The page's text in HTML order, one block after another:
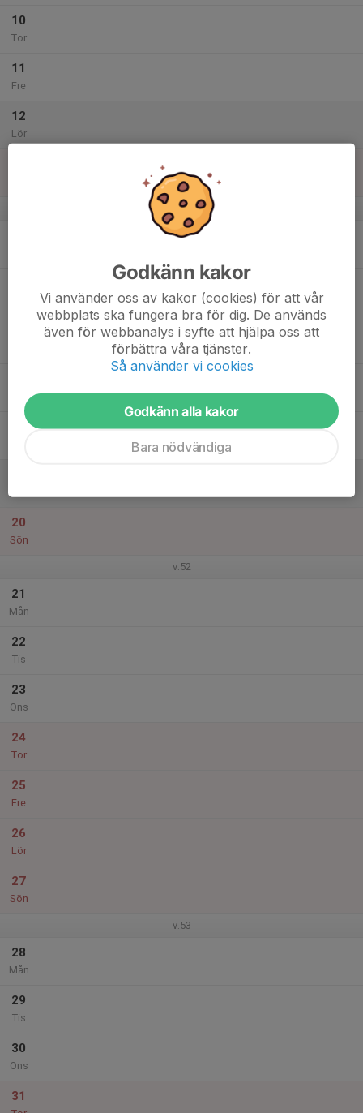
10
Tor
11
Fre
12
Lör
v.51
20
Sön
v.52
21
Mån
22
Tis
23
Ons
24
Tor
25
Fre
26
Lör
27
Sön
v.53
28
Mån
29
Tis
30
Ons
31
Godkänn kakor
Vi använder oss av kakor (cookies) för att vår
webbplats ska fungera bra för dig. De används
även för webbanalys i syfte att hjälpa oss att
förbättra våra tjänster.
Så använder vi cookies
Godkänn alla kakor
Bara nödvändiga